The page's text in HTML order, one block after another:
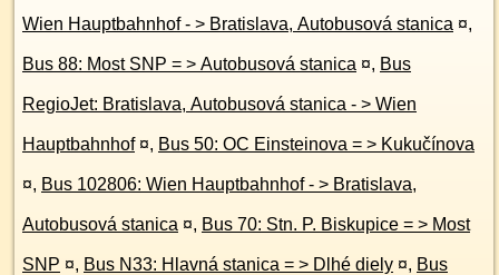
Wien Hauptbahnhof - > Bratislava, Autobusová stanica ¤,
Bus 88: Most SNP = > Autobusová stanica ¤, Bus
RegioJet: Bratislava, Autobusová stanica - > Wien
Hauptbahnhof ¤, Bus 50: OC Einsteinova = > Kukučínova
¤, Bus 102806: Wien Hauptbahnhof - > Bratislava,
Autobusová stanica ¤, Bus 70: Stn. P. Biskupice = > Most
SNP ¤, Bus N33: Hlavná stanica = > Dlhé diely ¤, Bus